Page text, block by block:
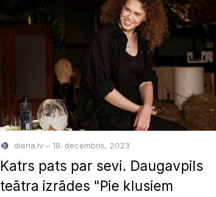
diena.lv – 18. decembris, 2023
Katrs pats par sevi. Daugavpils
teātra izrādes "Pie klusiem